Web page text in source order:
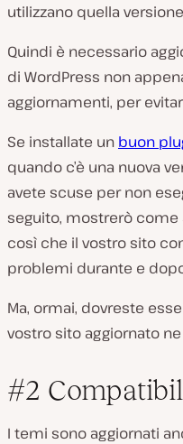
utilizzano quella
Quindi è necessario
di WordPress non
aggiornamenti, per
Se installate un buon
quando c’è una nuova
avete scuse per non
seguito, mostrerò come
così che il vostro sito
problemi durante e
Ma, ormai, dovreste
vostro sito aggiornato
#2
I temi sono aggiornati